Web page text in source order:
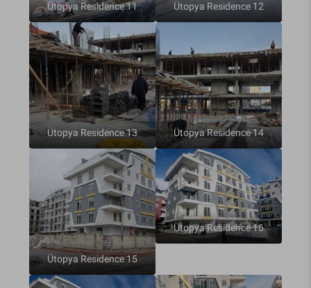
Ütopya Residence 11 Ütopya Residence 12
Ütopya Residence 13 Ütopya Residence 14
Ütopya Residence 15
Ütopya Residence 16